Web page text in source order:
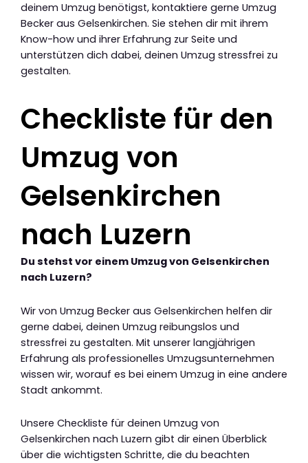
deinem Umzug benötigst, kontaktiere gerne Umzug
Becker aus Gelsenkirchen. Sie stehen dir mit ihrem
Know-how und ihrer Erfahrung zur Seite und
unterstützen dich dabei, deinen Umzug stressfrei zu
gestalten.
Checkliste für den
Umzug von
Gelsenkirchen
nach Luzern
Du stehst vor einem Umzug von Gelsenkirchen
nach Luzern?
Wir von Umzug Becker aus Gelsenkirchen helfen dir
gerne dabei, deinen Umzug reibungslos und
stressfrei zu gestalten. Mit unserer langjährigen
Erfahrung als professionelles Umzugsunternehmen
wissen wir, worauf es bei einem Umzug in eine andere
Stadt ankommt.
Unsere Checkliste für deinen Umzug von
Gelsenkirchen nach Luzern gibt dir einen Überblick
über die wichtigsten Schritte, die du beachten